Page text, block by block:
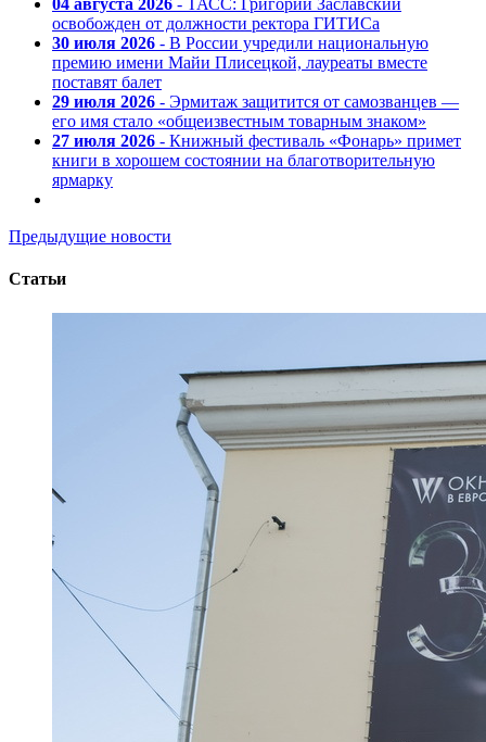
04 августа 2026 - ТАСС: Григорий Заславский
освобожден от должности ректора ГИТИСа
30 июля 2026 - В России учредили национальную
премию имени Майи Плисецкой, лауреаты вместе
поставят балет
29 июля 2026 - Эрмитаж защитится от самозванцев —
его имя стало «общеизвестным товарным знаком»
27 июля 2026 - Книжный фестиваль «Фонарь» примет
книги в хорошем состоянии на благотворительную
ярмарку
Предыдущие новости
Статьи